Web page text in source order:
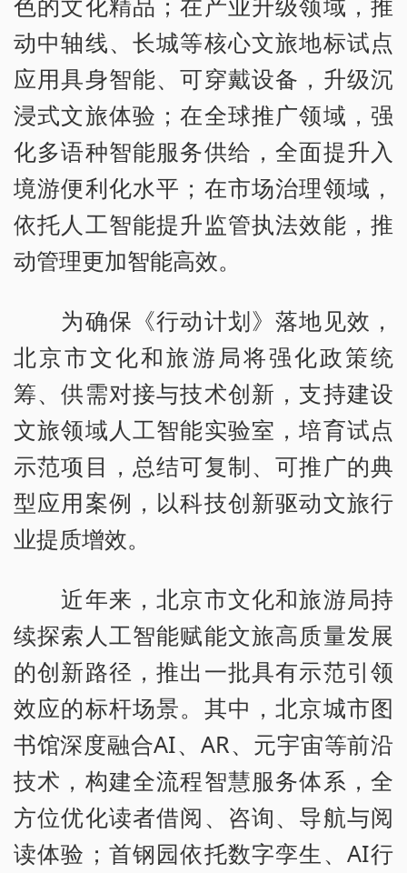
动中轴线、长城等核心文旅地标试点
应用具身智能、可穿戴设备，升级沉
浸式文旅体验；在全球推广领域，强
化多语种智能服务供给，全面提升入
境游便利化水平；在市场治理领域，
依托人工智能提升监管执法效能，推
动管理更加智能高效。
为确保《行动计划》落地见效，
北京市文化和旅游局将强化政策统
筹、供需对接与技术创新，支持建设
文旅领域人工智能实验室，培育试点
示范项目，总结可复制、可推广的典
型应用案例，以科技创新驱动文旅行
业提质增效。
近年来，北京市文化和旅游局持
续探索人工智能赋能文旅高质量发展
的创新路径，推出一批具有示范引领
效应的标杆场景。其中，北京城市图
书馆深度融合AI、AR、元宇宙等前沿
技术，构建全流程智慧服务体系，全
方位优化读者借阅、咨询、导航与阅
读体验；首钢园依托数字孪生、AI行